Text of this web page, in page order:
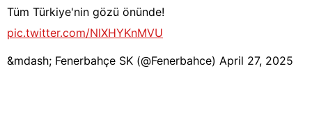
Tüm Türkiye'nin gözü önünde!
pic.twitter.com/NlXHYKnMVU
&mdash; Fenerbahçe SK (@Fenerbahce) April 27, 2025